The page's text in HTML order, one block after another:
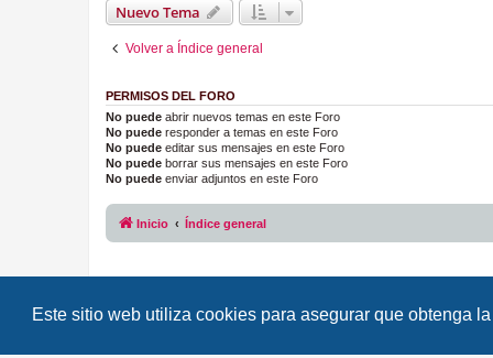
Este sitio web utiliza cookies para asegurar que obtenga
Nuevo Tema
Volver a Índice general
PERMISOS DEL FORO
No puede abrir nuevos temas en este Foro
No puede responder a temas en este Foro
No puede editar sus mensajes en este Foro
No puede borrar sus mensajes en este Foro
No puede enviar adjuntos en este Foro
Inicio Índice general